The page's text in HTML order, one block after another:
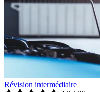
Révision intermédiaire